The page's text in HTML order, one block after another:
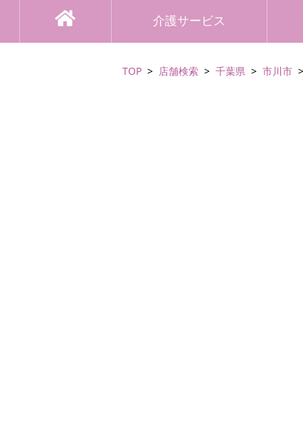
介護サービス
TOP 店舗検索 千葉県 市川市